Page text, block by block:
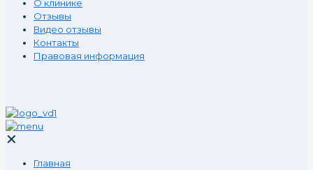
О клинике
Отзывы
Видео отзывы
Контакты
Правовая информация
✕
Главная